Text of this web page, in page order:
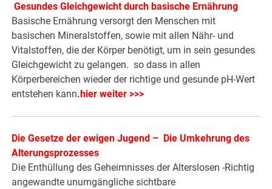
Gesundes Gleichgewicht durch basische Ernährung
Basische Ernährung versorgt den Menschen mit
basischen Mineralstoffen, sowie mit allen Nähr- und
Vitalstoffen, die der Körper benötigt, um in sein gesundes
Gleichgewicht zu gelangen. so dass in allen
Körperbereichen wieder der richtige und gesunde pH-Wert
entstehen kann. hier weiter >>>
Die Gesetze der ewigen Jugend – Die Umkehrung des
Alterungsprozesses
Die Enthüllung des Geheimnisses der Alterslosen -Richtig
angewandte unumgängliche sichtbare